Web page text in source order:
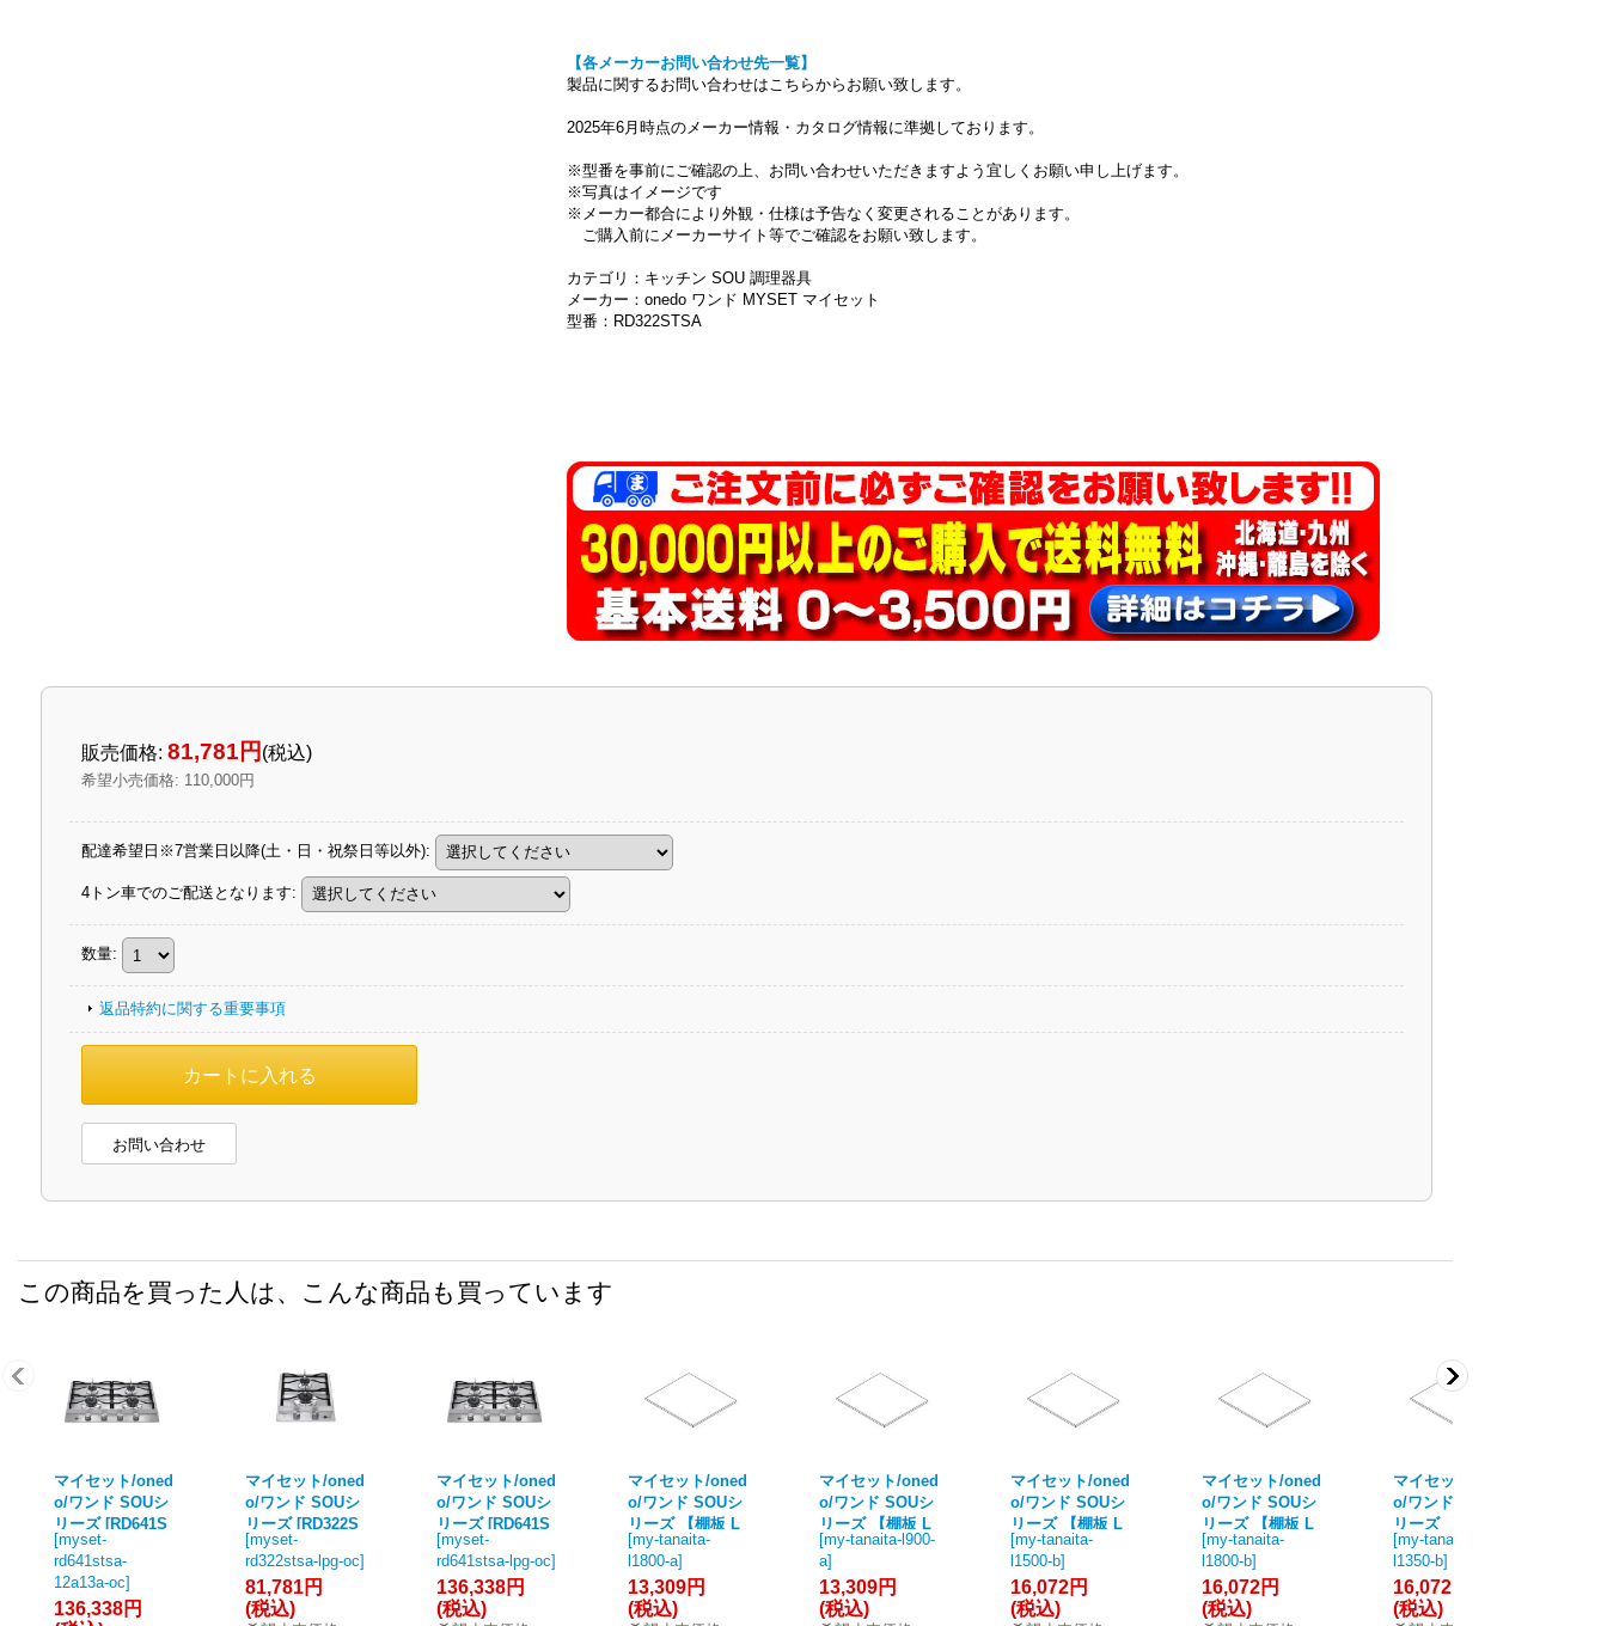
【各メーカーお問い合わせ先一覧】
製品に関するお問い合わせはこちらからお願い致します。
2025年6月時点のメーカー情報・カタログ情報に準拠しております。
※型番を事前にご確認の上、お問い合わせいただきますよう宜しくお願い申し上げます。
※写真はイメージです
※メーカー都合により外観・仕様は予告なく変更されることがあります。
ご購入前にメーカーサイト等でご確認をお願い致します。
カテゴリ：キッチン SOU 調理器具
メーカー：onedo ワンド MYSET マイセット
型番：RD322STSA
販売価格: 81,781円 (税込)
希望小売価格: 110,000円
配達希望日※7営業日以降(土・日・祝祭日等以外):
4トン車でのご配送となります:
数量:
返品特約に関する重要事項
お問い合わせ
この商品を買った人は、こんな商品も買っています
マイセット/oned
o/ワンド SOUシ
リーズ [RD641S
TSA 都市ガス]
ガスコンロ(天板
開口Aタイプ) [♪]
[myset-
rd641stsa-
12a13a-oc]
136,338円
マイセット/oned
o/ワンド SOUシ
リーズ [RD322S
TSA プロパンガ
ス] ガスコンロ
(天板開口Bタイ
プ) [♪]
[myset-
rd322stsa-lpg-oc]
81,781円
(税込)
マイセット/oned
o/ワンド SOUシ
リーズ [RD641S
TSA プロパンガ
ス] ガスコンロ
(天板開口Aタイ
プ) [♪]
[myset-
rd641stsa-lpg-oc]
136,338円
(税込)
マイセット/oned
o/ワンド SOUシ
リーズ 【棚板 L
=1800 (A1-4)】
※受注生産 [♪§
【SOU本体と同
時購入のみ】]
[my-tanaita-
l1800-a]
13,309円
(税込)
マイセット/oned
o/ワンド SOUシ
リーズ 【棚板 L
=900 (A1-4)】 ※
受注生産 [♪§【S
OU本体と同時購
入のみ】]
[my-tanaita-l900-
a]
13,309円
(税込)
マイセット/oned
o/ワンド SOUシ
リーズ 【棚板 L
=1500 (B1-8)】
※受注生産 [♪§
【SOU本体と同
時購入のみ】]
[my-tanaita-
l1500-b]
16,072円
(税込)
マイセット/oned
o/ワンド SOUシ
リーズ 【棚板 L
=1800 (B1-8)】
※受注生産 [♪§
【SOU本体と同
時購入のみ】]
[my-tanaita-
l1800-b]
16,072円
(税込)
マイセット/oned
o/ワンド SOUシ
リーズ 【棚板 L
=1350 (B1-8)】
※受注生産 [♪§
【SOU本体と同
時購入のみ】]
[my-tanaita-
l1350-b]
16,072円
(税込)